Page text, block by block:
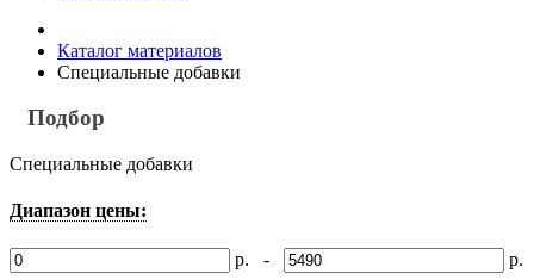
Каталог материалов
Специальные добавки
Подбор
Специальные добавки
Диапазон цены:
р. - р.